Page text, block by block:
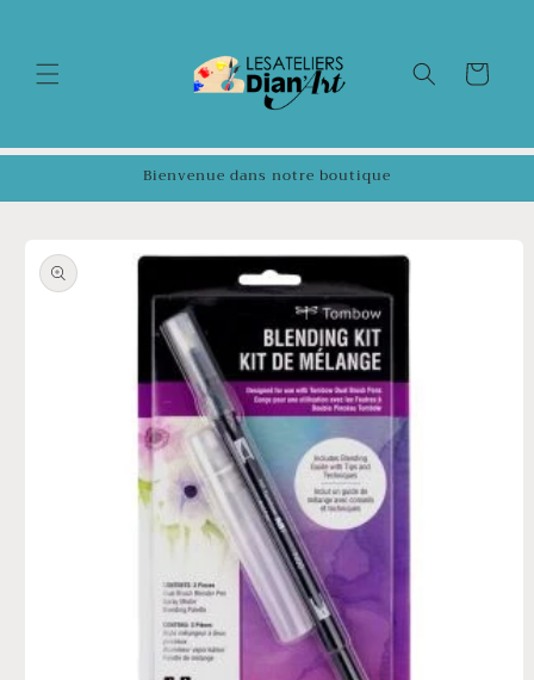
contenu
Panier
Bienvenue dans notre boutique
informations
produits